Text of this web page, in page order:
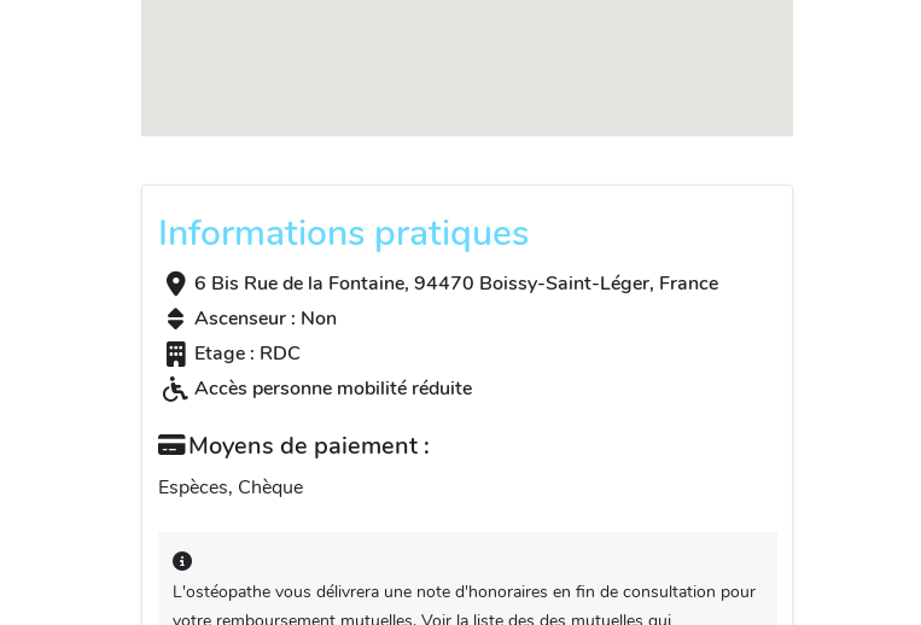
Informations pratiques
6 Bis Rue de la Fontaine, 94470 Boissy-Saint-Léger, France
Ascenseur : Non
Etage : RDC
Accès personne mobilité réduite
Moyens de paiement :
Espèces, Chèque
L'ostéopathe vous délivrera une note d'honoraires en fin de consultation pour
votre remboursement mutuelles. Voir la liste des des mutuelles qui